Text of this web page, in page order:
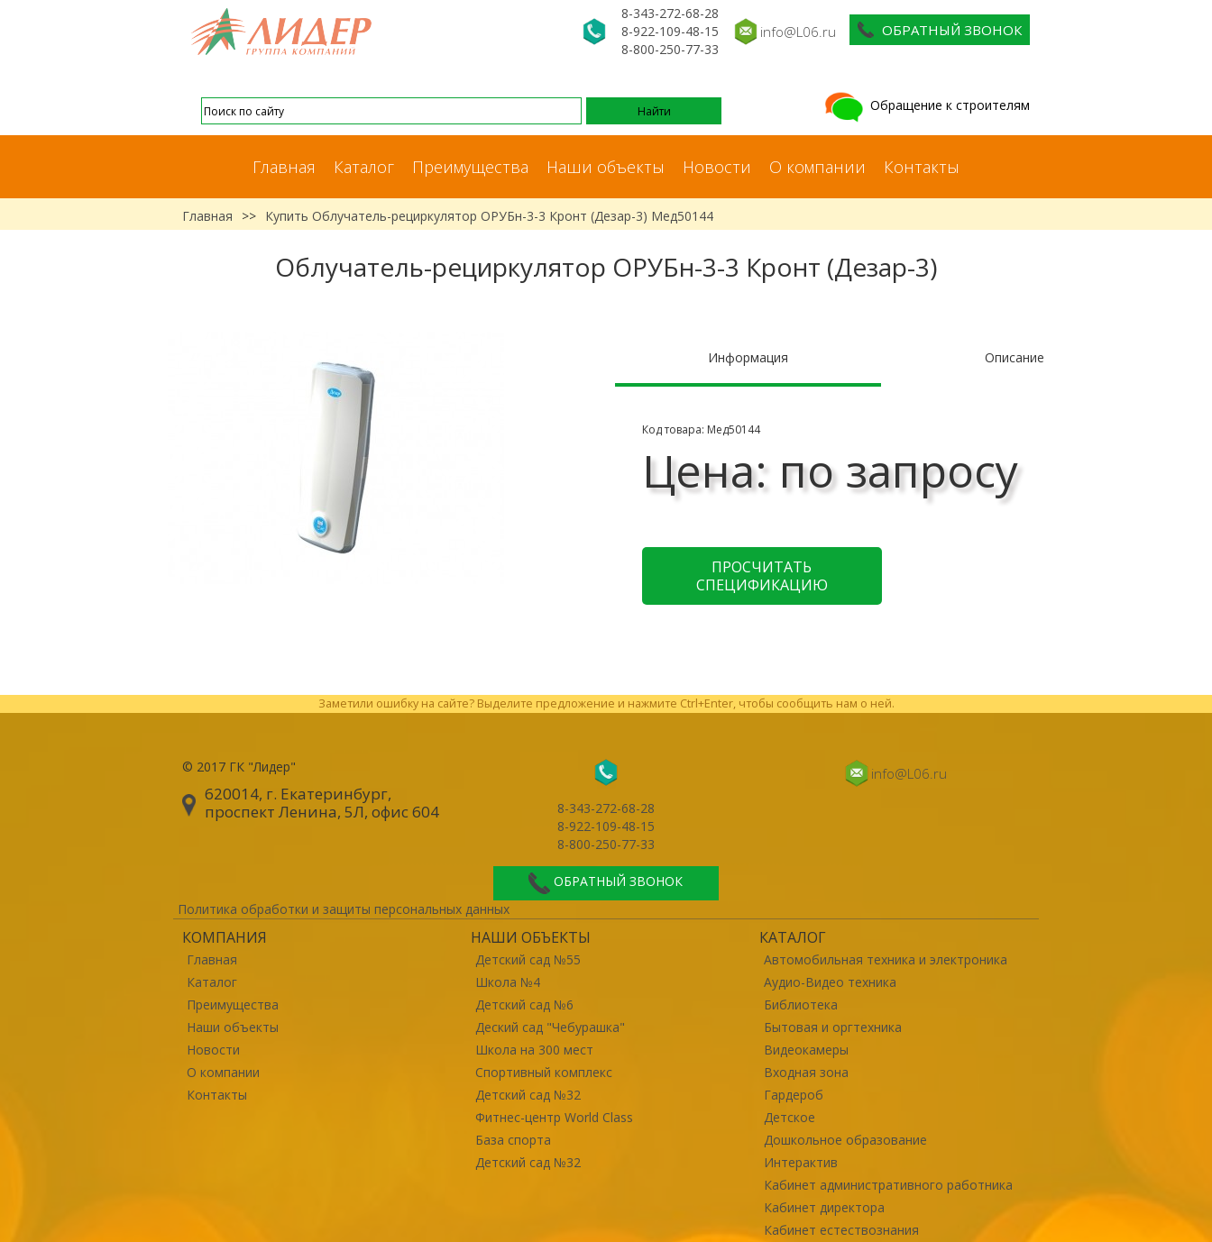
8-343-272-68-28
8-922-109-48-15
8-800-250-77-33
info@L06.ru ОБРАТНЫЙ ЗВОНОК
Обращение к строителям
Главная Каталог Преимущества Наши объекты Новости О компании Контакты
Главная >> Купить Облучатель-рециркулятор ОРУБн-3-3 Кронт (Дезар-3) Мед50144
Облучатель-рециркулятор ОРУБн-3-3 Кронт (Дезар-3)
Информация Описание
Код товара: Мед50144
Цена: по запросу
ПРОСЧИТАТЬ
СПЕЦИФИКАЦИЮ
Заметили ошибку на сайте? Выделите предложение и нажмите Ctrl+Enter, чтобы сообщить нам о ней.
© 2017 ГК "Лидер"
620014, г. Екатеринбург,
проспект Ленина, 5Л, офис 604
8-343-272-68-28
8-922-109-48-15
8-800-250-77-33
ОБРАТНЫЙ ЗВОНОК
info@L06.ru
Политика обработки и защиты персональных данных
КОМПАНИЯ
Главная
Каталог
Преимущества
Наши объекты
Новости
О компании
Контакты
НАШИ ОБЪЕКТЫ
Детский сад №55
Школа №4
Детский сад №6
Деский сад "Чебурашка"
Школа на 300 мест
Спортивный комплекс
Детский сад №32
Фитнес-центр World Class
База спорта
Детский сад №32
КАТАЛОГ
Автомобильная техника и электроника
Аудио-Видео техника
Библиотека
Бытовая и оргтехника
Видеокамеры
Входная зона
Гардероб
Детское
Дошкольное образование
Интерактив
Кабинет административного работника
Кабинет директора
Кабинет естествознания